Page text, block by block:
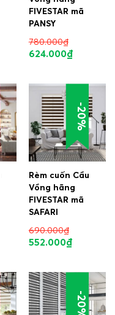
FIVESTAR mã
PANSY
780.000₫
624.000₫
-20%
Rèm cuốn Cầu
Vồng hãng
FIVESTAR mã
SAFARI
690.000₫
552.000₫
-20%